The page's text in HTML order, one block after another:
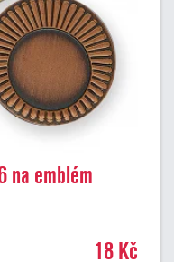
na emblém
18 Kč